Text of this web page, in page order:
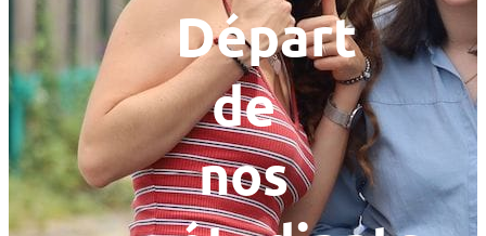
Départ
de
nos